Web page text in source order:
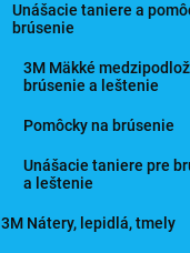
Unášacie taniere a
brúsenie
3M Mäkké
brúsenie a leštenie
Pomôcky na brúsenie
Unášacie taniere pre
a leštenie
3M Nátery, lepidlá, tmely